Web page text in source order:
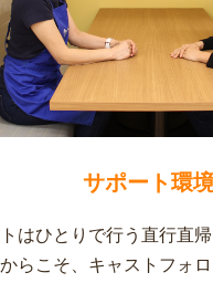
サポート環
はひとりで行う直行直
らこそ、キャストフォ